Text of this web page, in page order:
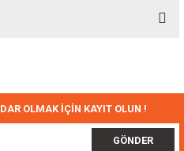
OLMAK İÇİN KAYIT OLUN !
GÖNDER